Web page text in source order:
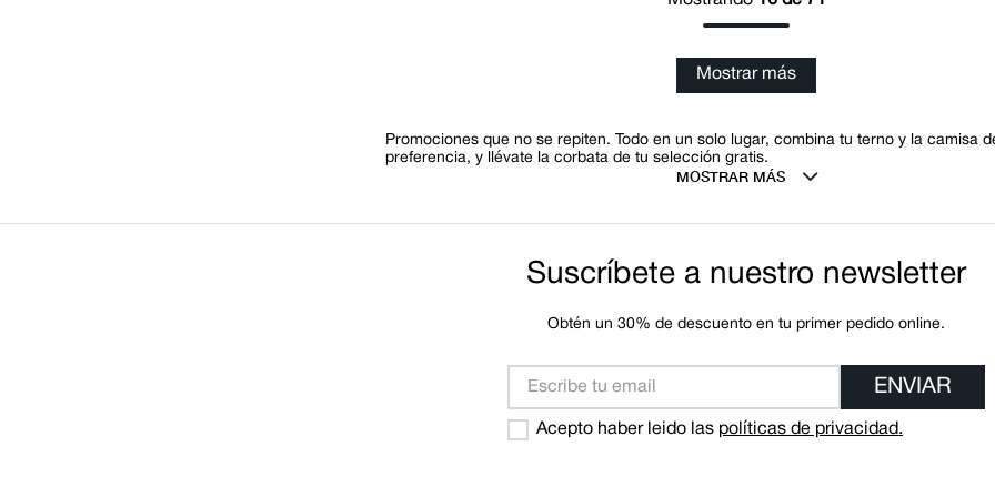
Mostrar más
Promociones que no se repiten. Todo en un solo lugar, combina tu terno y la camisa
preferencia, y llévate la corbata de tu selección gratis.
Suscríbete a nuestro newsletter
Obtén un 30% de descuento en tu primer pedido online.
ENVIAR
Acepto haber leido las políticas de privacidad.